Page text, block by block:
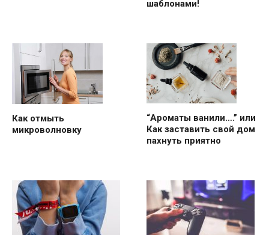
шаблонами!
Как отмыть
микроволновку
“Ароматы ванили….” или
Как заставить свой дом
пахнуть приятно